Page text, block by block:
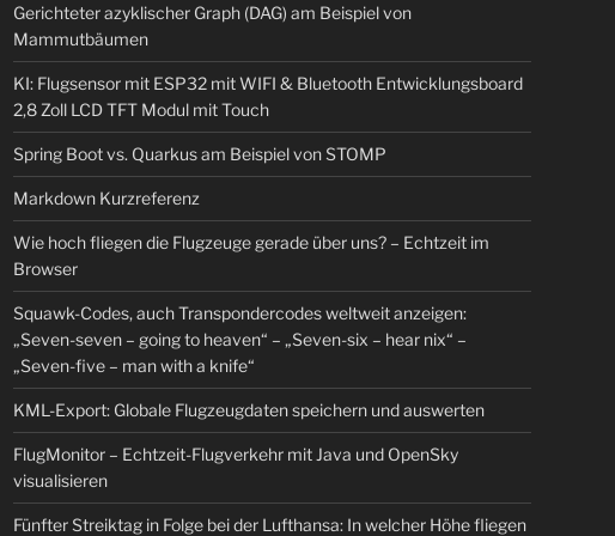
Gerichteter azyklischer Graph (DAG) am Beispiel von
Mammutbäumen
KI: Flugsensor mit ESP32 mit WIFI & Bluetooth Entwicklungsboard
2,8 Zoll LCD TFT Modul mit Touch
Spring Boot vs. Quarkus am Beispiel von STOMP
Markdown Kurzreferenz
Wie hoch fliegen die Flugzeuge gerade über uns? – Echtzeit im
Browser
Squawk-Codes, auch Transpondercodes weltweit anzeigen:
„Seven-seven – going to heaven“ – „Seven-six – hear nix“ –
„Seven-five – man with a knife“
KML-Export: Globale Flugzeugdaten speichern und auswerten
FlugMonitor – Echtzeit-Flugverkehr mit Java und OpenSky
visualisieren
Fünfter Streiktag in Folge bei der Lufthansa: In welcher Höhe fliegen